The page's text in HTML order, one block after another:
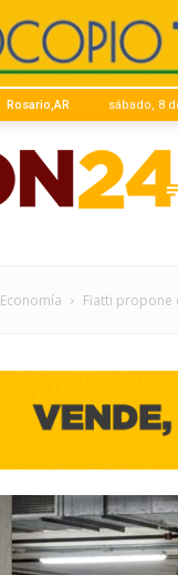
Rosario,AR sábado, 8
Economía Fiatti propone